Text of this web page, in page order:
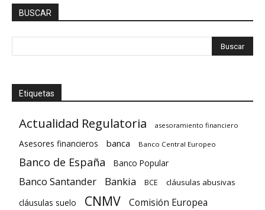
BUSCAR
Etiquetas
Actualidad Regulatoria asesoramiento financiero
Asesores financieros banca Banco Central Europeo
Banco de España Banco Popular
Banco Santander Bankia BCE cláusulas abusivas
cláusulas suelo CNMV Comisión Europea